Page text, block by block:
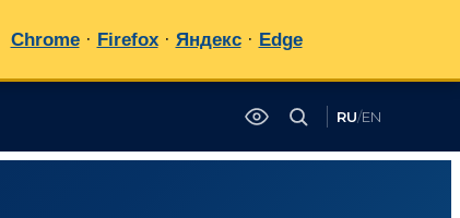
RU/EN
Chrome · Firefox · Яндекс · Edge